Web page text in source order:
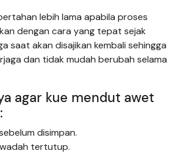
lebih lama apabila proses
dengan cara yang tepat sejak
saat akan disajikan kembali sehingga
dan tidak mudah berubah selama
agar kue mendut awet
disimpan.
tertutup.